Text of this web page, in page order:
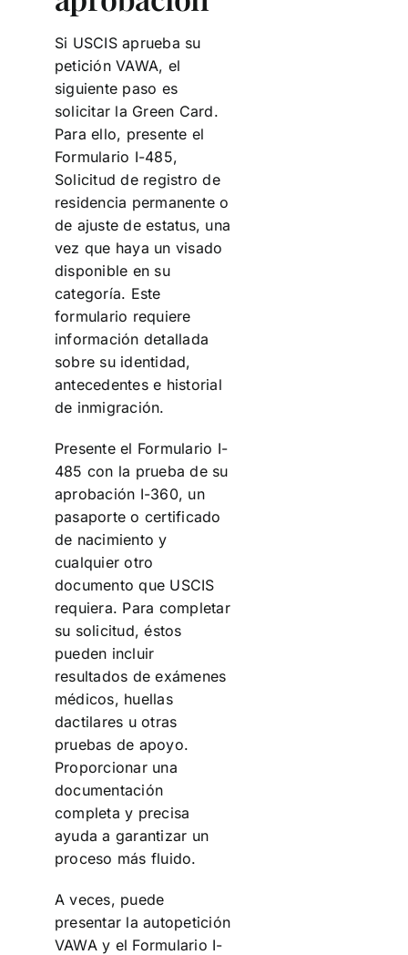
Si USCIS aprueba su
petición VAWA, el
siguiente paso es
solicitar la Green Card.
Para ello, presente el
Formulario I-485,
Solicitud de registro de
residencia permanente o
de ajuste de estatus, una
vez que haya un visado
disponible en su
categoría. Este
formulario requiere
información detallada
sobre su identidad,
antecedentes e historial
de inmigración.
Presente el Formulario I-
485 con la prueba de su
aprobación I-360, un
pasaporte o certificado
de nacimiento y
cualquier otro
documento que USCIS
requiera. Para completar
su solicitud, éstos
pueden incluir
resultados de exámenes
médicos, huellas
dactilares u otras
pruebas de apoyo.
Proporcionar una
documentación
completa y precisa
ayuda a garantizar un
proceso más fluido.
A veces, puede
presentar la autopetición
VAWA y el Formulario I-